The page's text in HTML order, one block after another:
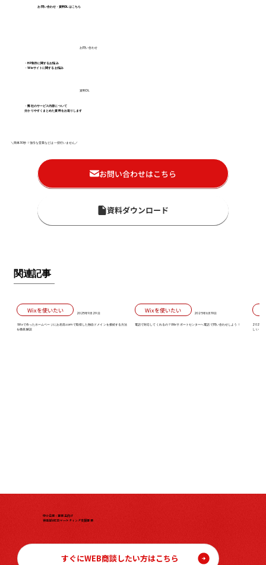
お問い合わせ・資料DLはこちら
お問い合わせ
・HP制作に関するお悩み
・Wixサイトに関するお悩み
資料DL
・弊社のサービス内容について
分かりやすくまとめた資料をお送りします
＼簡単30秒！強引な営業などは一切行いません／
お問い合わせはこちら
資料ダウンロード
関連記事
Wixを使いたい 2025年9月29日
Wixで作ったホームページにお名前.comで取得した独自ドメインを接続する方法
を徹底解説
Wixを使いたい 2025年6月19日
電話で対応してくれるの？Wixサポートセンターへ電話で問い合わせしよう！
2026年
しい「初
中小企業・事業主向け
伴走型WEBマーケティング支援事業
すぐにWEB商談したい方はこちら